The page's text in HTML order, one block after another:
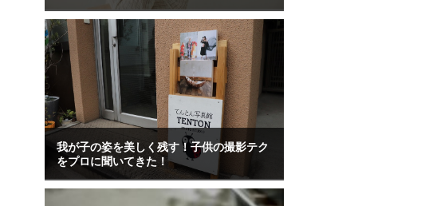
我が子の姿を美しく残す！子供の撮影テク
をプロに聞いてきた！